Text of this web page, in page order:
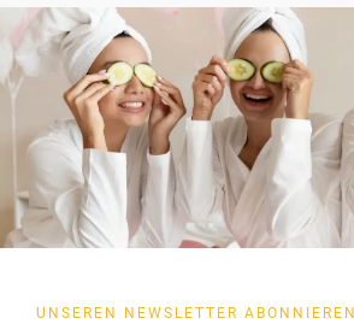
UNSEREN NEWSLETTER ABONNIEREN